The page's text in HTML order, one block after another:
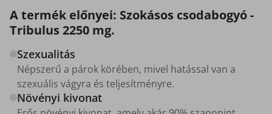
A termék előnyei: Szokásos csodabogyó -
Tribulus 2250 mg.
Szexualitás
Népszerű a párok körében, mivel hatással van a
szexuális vágyra és teljesítményre.
Növényi kivonat